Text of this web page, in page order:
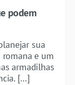
podem
sua
e um
armadilhas
[…]